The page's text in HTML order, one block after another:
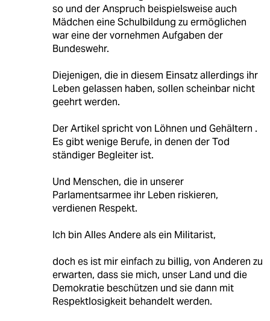
so und der Anspruch beispielsweise auch
Mädchen eine Schulbildung zu ermöglichen
war eine der vornehmen Aufgaben der
Bundeswehr.
Diejenigen, die in diesem Einsatz allerdings ihr
Leben gelassen haben, sollen scheinbar nicht
geehrt werden.
Der Artikel spricht von Löhnen und Gehältern .
Es gibt wenige Berufe, in denen der Tod
ständiger Begleiter ist.
Und Menschen, die in unserer
Parlamentsarmee ihr Leben riskieren,
verdienen Respekt.
Ich bin Alles Andere als ein Militarist,
doch es ist mir einfach zu billig, von Anderen zu
erwarten, dass sie mich, unser Land und die
Demokratie beschützen und sie dann mit
Respektlosigkeit behandelt werden.